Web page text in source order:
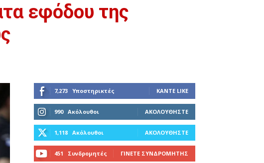
εφόδου της
7,273 Υποστηρικτές ΚΆΝΤΕ LIKE
990 Ακόλουθοι ΑΚΟΛΟΥΘΉΣΤΕ
1,118 Ακόλουθοι ΑΚΟΛΟΥΘΉΣΤΕ
451 Συνδρομητές ΓΊΝΕΤΕ ΣΥΝΔΡΟΜΗΤΉΣ